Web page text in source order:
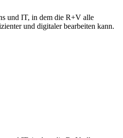
und IT, in dem die R+V alle
und digitaler bearbeiten kann.